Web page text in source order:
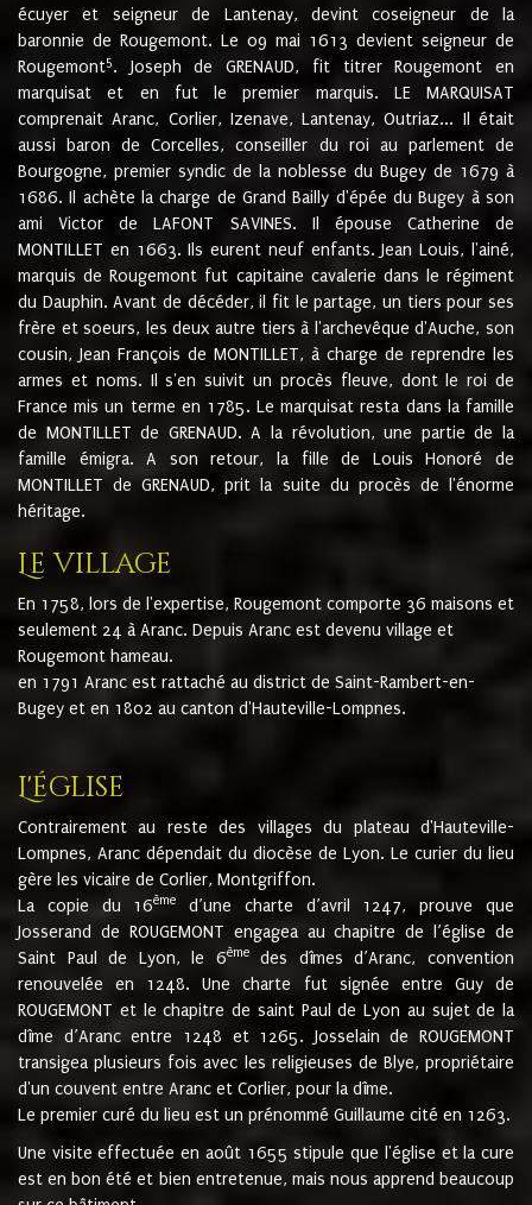
écuyer et seigneur de Lantenay, devint coseigneur de la
baronnie de Rougemont. Le 09 mai 1613 devient seigneur de
Rougemont5. Joseph de GRENAUD, fit titrer Rougemont en
marquisat et en fut le premier marquis. LE MARQUISAT
comprenait Aranc, Corlier, Izenave, Lantenay, Outriaz... Il était
aussi baron de Corcelles, conseiller du roi au parlement de
Bourgogne, premier syndic de la noblesse du Bugey de 1679 à
1686. Il achète la charge de Grand Bailly d'épée du Bugey à son
ami Victor de LAFONT SAVINES. Il épouse Catherine de
MONTILLET en 1663. Ils eurent neuf enfants. Jean Louis, l'ainé,
marquis de Rougemont fut capitaine cavalerie dans le régiment
du Dauphin. Avant de décéder, il fit le partage, un tiers pour ses
frère et soeurs, les deux autre tiers à l'archevêque d'Auche, son
cousin, Jean François de MONTILLET, à charge de reprendre les
armes et noms. Il s'en suivit un procès fleuve, dont le roi de
France mis un terme en 1785. Le marquisat resta dans la famille
de MONTILLET de GRENAUD. A la révolution, une partie de la
famille émigra. A son retour, la fille de Louis Honoré de
MONTILLET de GRENAUD, prit la suite du procès de l'énorme
héritage.
Le village
En 1758, lors de l'expertise, Rougemont comporte 36 maisons et
seulement 24 à Aranc. Depuis Aranc est devenu village et
Rougemont hameau.
en 1791 Aranc est rattaché au district de Saint-Rambert-en-
Bugey et en 1802 au canton d'Hauteville-Lompnes.
L'église
Contrairement au reste des villages du plateau d'Hauteville-
Lompnes, Aranc dépendait du diocèse de Lyon. Le curier du lieu
gère les vicaire de Corlier, Montgriffon.
La copie du 16ème
d’une charte d’avril 1247, prouve que
Josserand de ROUGEMONT engagea au chapitre de l’église de
Saint Paul de Lyon, le 6èmedes dîmes d’Aranc, convention
renouvelée en 1248. Une charte fut signée entre Guy de
ROUGEMONT et le chapitre de saint Paul de Lyon au sujet de la
dîme d’Aranc entre 1248 et 1265. Josselain de ROUGEMONT
transigea plusieurs fois avec les religieuses de Blye, propriétaire
d'un couvent entre Aranc et Corlier, pour la dîme.
Le premier curé du lieu est un prénommé Guillaume cité en 1263.
Une visite effectuée en août 1655 stipule que l'église et la cure
est en bon été et bien entretenue, mais nous apprend beaucoup